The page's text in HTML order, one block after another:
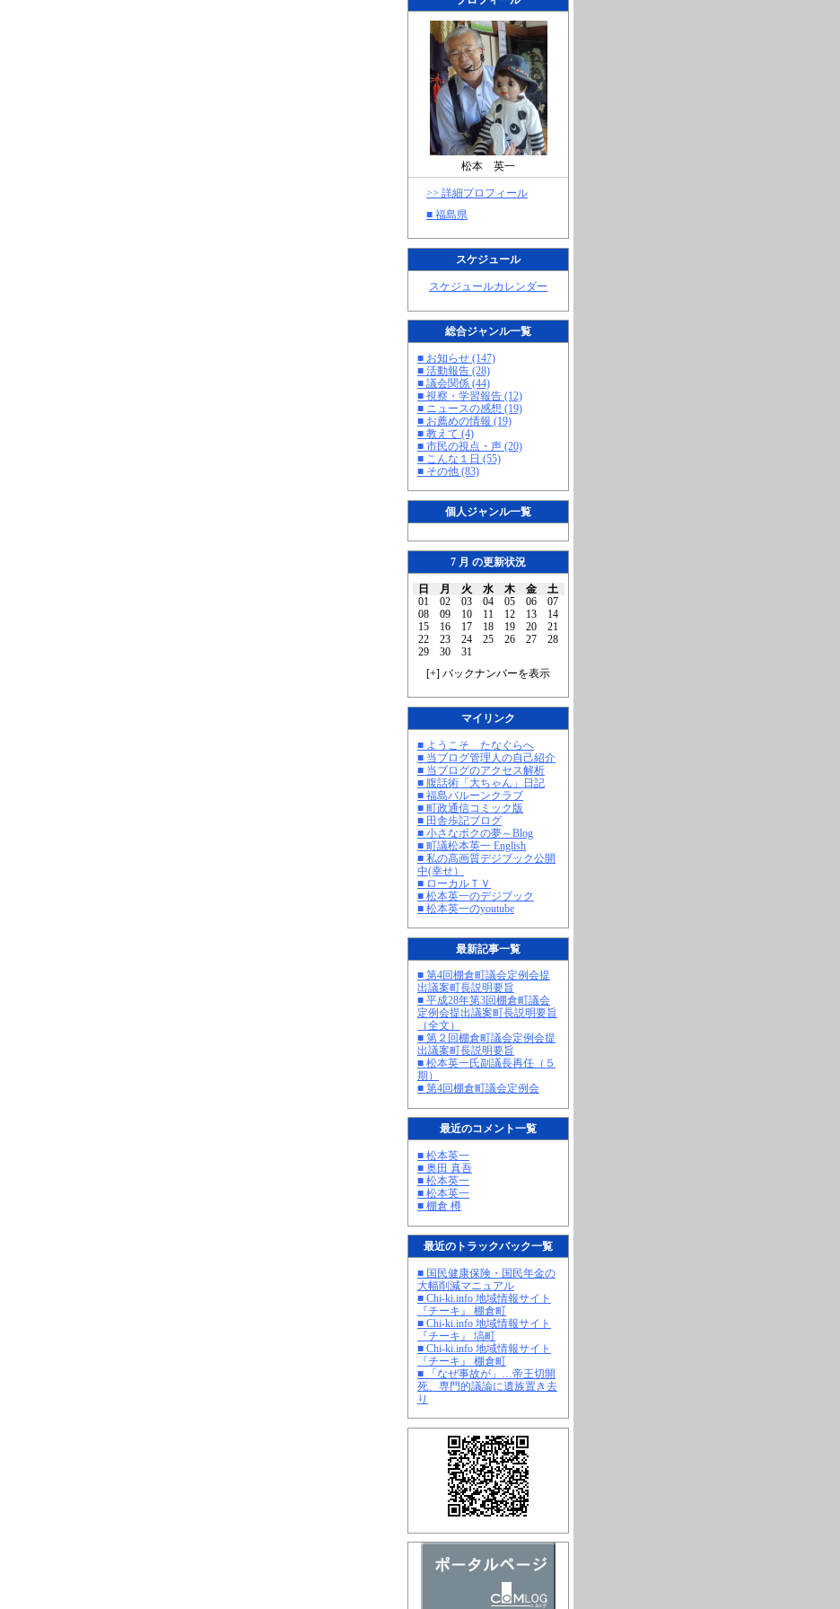
松本 英一
>> 詳細プロフィール
■ 福島県
スケジュール
スケジュールカレンダー
総合ジャンル一覧
■ お知らせ (147)
■ 活動報告 (28)
■ 議会関係 (44)
■ 視察・学習報告 (12)
■ ニュースの感想 (19)
■ お薦めの情報 (19)
■ 教えて (4)
■ 市民の視点・声 (20)
■ こんな１日 (55)
■ その他 (83)
個人ジャンル一覧
7 月 の更新状況
日 月 火 水 木 金
土
01
02 03 04 05 06
07
08
09 10 11 12 13
14
15
16 17 18 19 20
21
22
23 24 25 26 27
28
29
30
31
[+] バックナンバーを表示
マイリンク
■ ようこそ たなぐらへ
■ 当ブログ管理人の自己紹介
■ 当ブログのアクセス解析
■ 腹話術「大ちゃん」日記
■ 福島バルーンクラブ
■ 町政通信コミック版
■ 田舎歩記ブログ
■ 小さなボクの夢～Blog
■ 町議松本英一 English
■ 私の高画質デジブック公開
中(幸せ）
■ ローカルＴＶ
■ 松本英一のデジブック
■ 松本英一のyoutube
最新記事一覧
■ 第4回棚倉町議会定例会提
出議案町長説明要旨
■ 平成28年第3回棚倉町議会
定例会提出議案町長説明要旨
（全文）
■ 第２回棚倉町議会定例会提
出議案町長説明要旨
■ 松本英一氏副議長再任（５
期）
■ 第4回棚倉町議会定例会
最近のコメント一覧
■ 松本英一
■ 奥田 真吾
■ 松本英一
■ 松本英一
■ 棚倉 樽
最近のトラックバック一覧
■ 国民健康保険・国民年金の
大幅削減マニュアル
■ Chi-ki.info 地域情報サイト
『チーキ』 棚倉町
■ Chi-ki.info 地域情報サイト
『チーキ』 塙町
■ Chi-ki.info 地域情報サイト
『チーキ』 棚倉町
■ 「なぜ事故が」…帝王切開
死、専門的議論に遺族置き去
り